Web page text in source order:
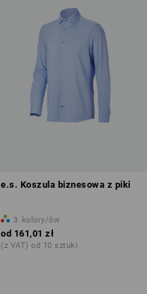
e.s. Koszula biznesowa z piki
3 kolory/ów
od 161,01 zł
(z VAT) od 10 sztuki